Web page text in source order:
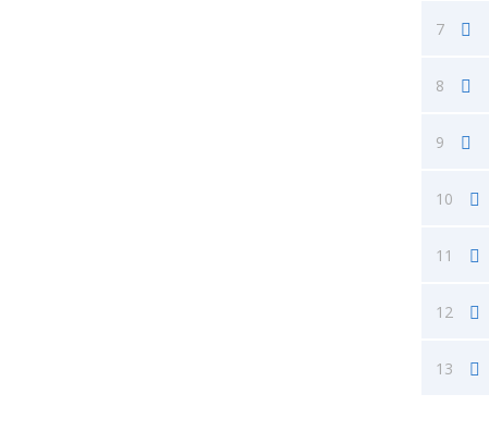
7
8
9
10
11
12
13